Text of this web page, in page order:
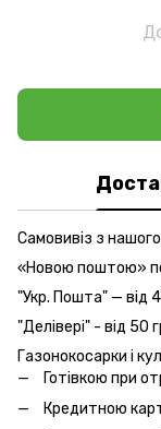
Самовивіз з
«Новою поштою» по
"Укр. Пошта" — від
"Делівері" - від 50
Газонокосарки і
Готівкою при
Кредитною